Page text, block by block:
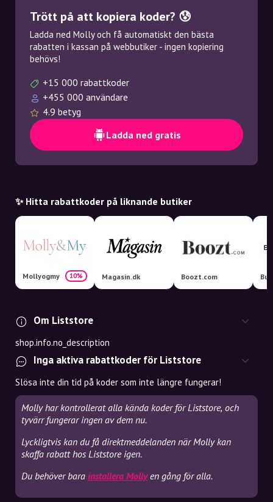
Trött på att kopiera koder? 😰
Ladda ned Molly och få automatiskt den bästa
rabatten i kassan på webbutiker - ingen kopiering
behövs!
+15 000 rabattkoder
+455 000 användare
4.9 betyg
Ladda ned gratis
✨ Hitta rabattkoder på liknande butiker
Mollyogmy 10% Magasin.dk Boozt.com
Om Liststore
shop.info.no_description
Inga aktiva rabattkoder för Liststore
Slösa inte din tid på koder som inte längre fungerar!
Molly har kontrollerat alla kända koder för Liststore, och
tyvärr fungerar ingen av dem nu.
Lyckligtvis kan du få direktmeddelanden när Molly kan
skaffa rabatt hos Liststore igen.
Du behöver bara installera Mollyen gång för alla.